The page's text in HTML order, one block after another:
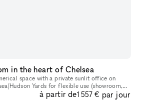
in the heart of Chelsea
space with a private sunlit office on
Hudson Yards for flexible use (showroom,
etc). Natural light, high ceili
à partir de1 557 € par jour